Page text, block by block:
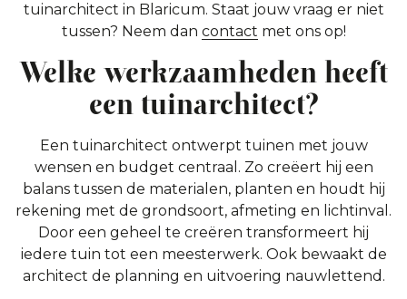
tuinarchitect in Blaricum. Staat jouw vraag er niet
tussen? Neem dan contact met ons op!
Welke werkzaamheden heeft
een tuinarchitect?
Een tuinarchitect ontwerpt tuinen met jouw
wensen en budget centraal. Zo creëert hij een
balans tussen de materialen, planten en houdt hij
rekening met de grondsoort, afmeting en lichtinval.
Door een geheel te creëren transformeert hij
iedere tuin tot een meesterwerk. Ook bewaakt de
architect de planning en uitvoering nauwlettend.